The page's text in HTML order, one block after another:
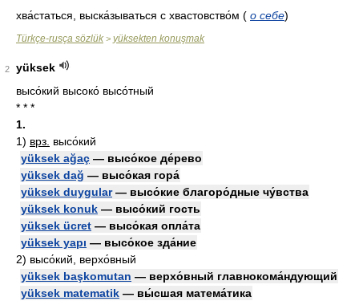
хва́статься, выска́зываться с хвастовство́м ( о себе)
Türkçe-rusça sözlük > yüksekten konuşmak
2
yüksek
высо́кий высоко́ высо́тный
* * *
1.
1) врз. высо́кий
yüksek ağaç — высо́кое де́рево
yüksek dağ — высо́кая гора́
yüksek duygular— высо́кие благоро́дные чу́вства
yüksek konuk — высо́кий гость
yüksek ücret — высо́кая опла́та
yüksek yapı — высо́кое зда́ние
2) высо́кий, верхо́вный
yüksek başkomutan — верхо́вный главнокома́ндующий
yüksek matematik — вы́сшая матема́тика